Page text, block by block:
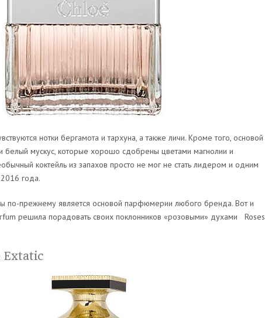
нотки бергамота и тархуна, а также личи. Кроме того, основой
белый мускус, которые хорошо сдобрены цветами магнолии и
коктейль из запахов просто не мог не стать лидером и одним
года.
по-прежнему является основой парфюмерии любого бренда. Вот и
решила порадовать своих поклонников «розовыми» духами Roses
Extatic